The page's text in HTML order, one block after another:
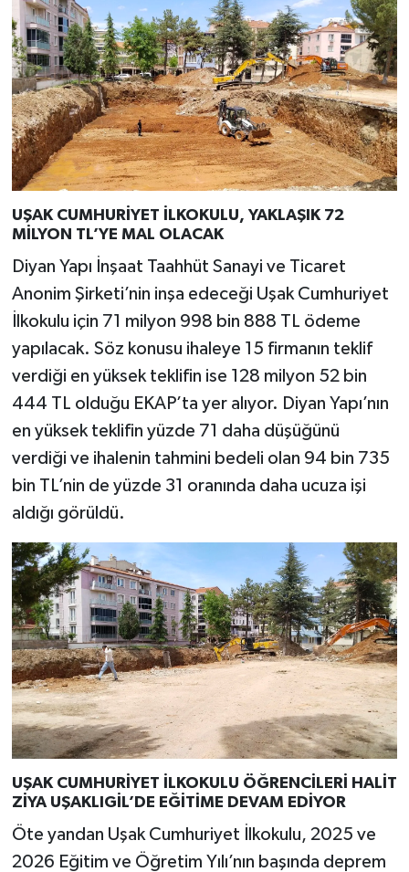
UŞAK CUMHURİYET İLKOKULU, YAKLAŞIK 72
MİLYON TL’YE MAL OLACAK
Diyan Yapı İnşaat Taahhüt Sanayi ve Ticaret
Anonim Şirketi’nin inşa edeceği Uşak Cumhuriyet
İlkokulu için 71 milyon 998 bin 888 TL ödeme
yapılacak. Söz konusu ihaleye 15 firmanın teklif
verdiği en yüksek teklifin ise 128 milyon 52 bin
444 TL olduğu EKAP’ta yer alıyor. Diyan Yapı’nın
en yüksek teklifin yüzde 71 daha düşüğünü
verdiği ve ihalenin tahmini bedeli olan 94 bin 735
bin TL’nin de yüzde 31 oranında daha ucuza işi
aldığı görüldü.
UŞAK CUMHURİYET İLKOKULU ÖĞRENCİLERİ HALİT
ZİYA UŞAKLIGİL’DE EĞİTİME DEVAM EDİYOR
Öte yandan Uşak Cumhuriyet İlkokulu, 2025 ve
2026 Eğitim ve Öğretim Yılı’nın başında deprem